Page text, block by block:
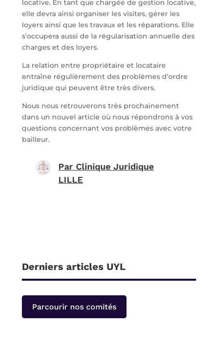
locative. En tant que chargée de gestion locative,
elle devra ainsi organiser les visites, gérer les
loyers ainsi que les travaux et les réparations. Elle
s’occupera aussi de la régularisation annuelle des
charges et des loyers.
La relation entre propriétaire et locataire
entraîne régulièrement des problèmes d’ordre
juridique qui peuvent être très divers.
Nous nous retrouverons très prochainement
dans un nouvel article où nous répondrons à vos
questions concernant vos problèmes avec votre
bailleur.
Par Clinique Juridique
LILLE
Derniers articles UYL
Parcourir nos comités